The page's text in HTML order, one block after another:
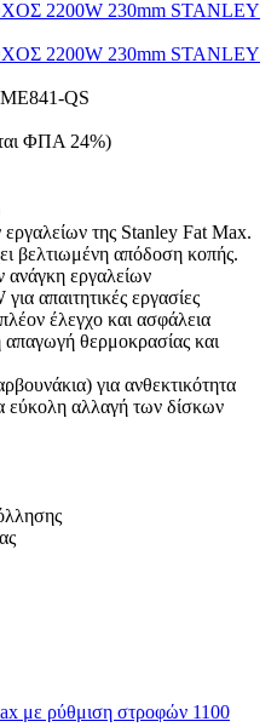
QS
ΦΠΑ 24%)
της Stanley Fat Max.
βελτιωμένη απόδοση κοπής.
ανάγκη εργαλείων
απαιτητικές εργασίες
έλεγχο και ασφάλεια
απαγωγή θερμοκρασίας και
για ανθεκτικότητα
εύκολη αλλαγή των δίσκων